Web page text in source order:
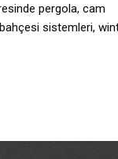
pergola, cam
sistemleri,